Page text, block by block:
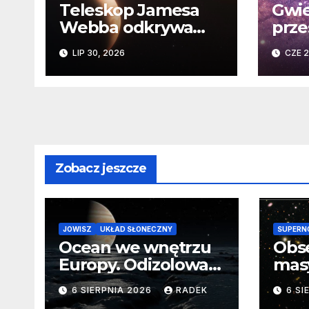
Teleskop Jamesa
Webba odkrywa
„drugie życie”
planety krążącej
wokół martwej
LIP 30, 2026
na
CZE
Zobacz jeszcze
JOWISZ UKŁAD SŁONECZNY
Ocean we wnętrzu
Europy. Odizolowani
przez lodową
barierę
6 SIERPNIA 2026 RADEK
od
6